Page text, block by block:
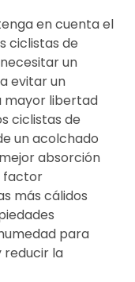
en cuenta el
ciclistas de
un
evitar un
mayor libertad
ciclistas de
un acolchado
absorción
factor
más cálidos
para
reducir la